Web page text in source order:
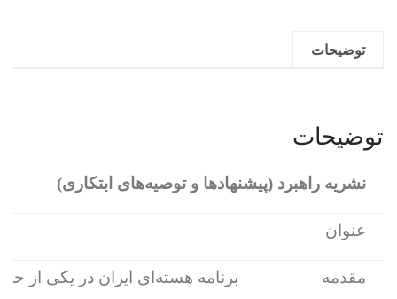
فشارتوضیحات
توضیحات
نشریه راهبرد (پیشنهادها و توصیه‌های ابتکاری)
عنوان
مقدمه
برنامه هسته‌ای ایران در یکی از حساس‌ترین و پیچیده‌ترین مقاطع تاریخی خود قرار دارد. توافق جامع اقدام مشترک (برجام)، که در